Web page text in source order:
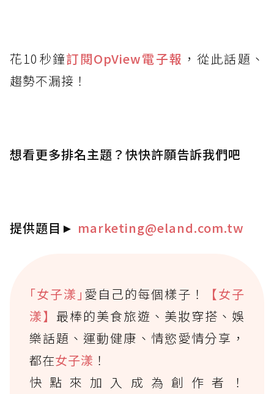
花10秒鐘訂閱OpView電子報 ，從此話題、
趨勢不漏接！
想看更多排名主題？快快許願告訴我們吧
提供題目 ► marketing@eland.com.tw
｢女子漾｣ 愛自己的每個樣子！
【女子
漾】 最棒的美食旅遊、美妝穿搭、娛
樂話題、運動健康、情慾愛情分享，
都在女子漾 ！
快點來加入成為創作者！